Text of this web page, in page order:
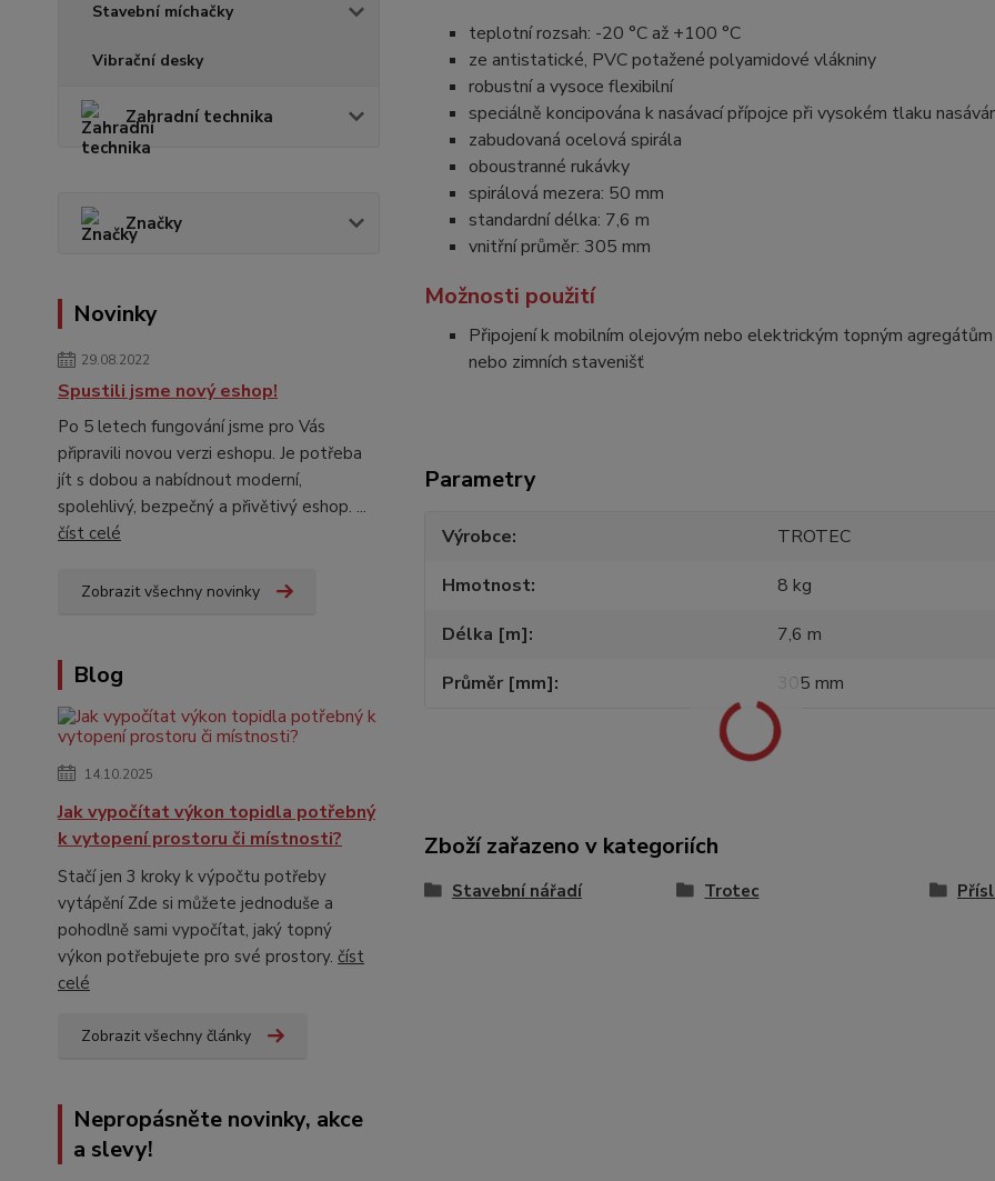
Stavební míchačky
Vibrační desky
Zahradní technika
Značky
Novinky
29.08.2022
Spustili jsme nový eshop!
Po 5 letech fungování jsme pro Vás
připravili novou verzi eshopu. Je potřeba
jít s dobou a nabídnout moderní,
spolehlivý, bezpečný a přivětivý eshop. ...
číst celé
Zobrazit všechny novinky
Blog
14.10.2025
Jak vypočítat výkon topidla potřebný
k vytopení prostoru či místnosti?
Stačí jen 3 kroky k výpočtu potřeby
vytápění Zde si můžete jednoduše a
pohodlně sami vypočítat, jaký topný
výkon potřebujete pro své prostory. číst
celé
Zobrazit všechny články
Nepropásněte novinky, akce
a slevy!
teplotní rozsah: -20 °C až +100 °C
ze antistatické, PVC potažené polyamidové vlákniny
robustní a vysoce flexibilní
speciálně koncipována k nasávací přípojce při vysokém tlaku
zabudovaná ocelová spirála
oboustranné rukávky
spirálová mezera: 50 mm
standardní délka: 7,6 m
vnitřní průměr: 305 mm
Možnosti použití
Připojení k mobilním olejovým nebo elektrickým topným
nebo zimních stavenišť
Parametry
Výrobce
TROTEC
Hmotnost
8 kg
Délka [m]
7,6 m
Průměr [mm]
305 mm
Zboží zařazeno v kategoriích
Stavební nářadí Trotec